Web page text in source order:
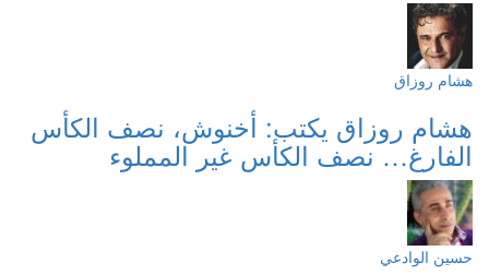
هشام روزاق
هشام روزاق يكتب: أخنوش، نصف الكأس
الفارغ… نصف الكأس غير المملوء
حسين الوادعي